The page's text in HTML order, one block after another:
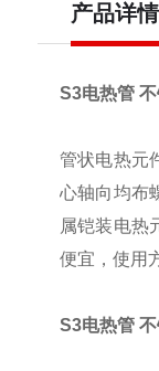
产品详情
S3电热管
管状电热元
心轴向均布
属铠装电热
便宜，使用
S3电热管